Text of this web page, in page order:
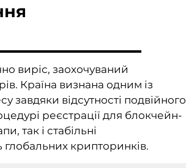
виріс, заохочуваний
Країна визнана одним із
завдяки відсутності подвійного
реєстрації для блокчейн-
так і стабільні
крипторинків.